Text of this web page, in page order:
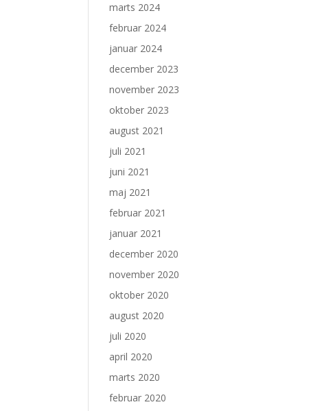
marts 2024
februar 2024
januar 2024
december 2023
november 2023
oktober 2023
august 2021
juli 2021
juni 2021
maj 2021
februar 2021
januar 2021
december 2020
november 2020
oktober 2020
august 2020
juli 2020
april 2020
marts 2020
februar 2020